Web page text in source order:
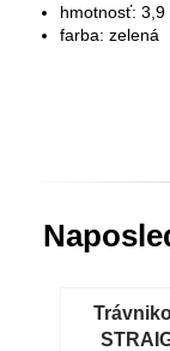
hmotnosť: 3,9
farba: zelená